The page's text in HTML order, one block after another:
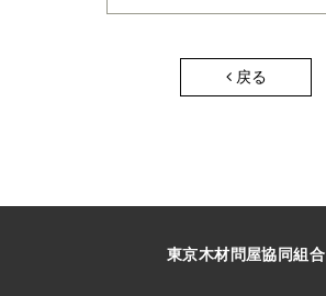
戻る
東京木材問屋協同組合